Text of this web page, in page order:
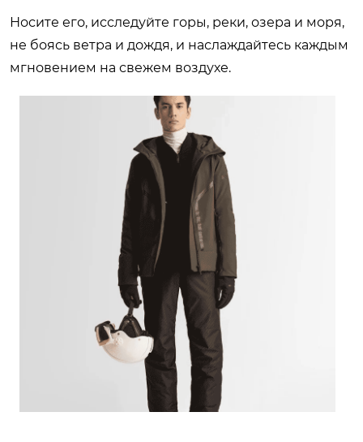
Носите его, исследуйте горы, реки, озера и моря,
не боясь ветра и дождя, и наслаждайтесь каждым
мгновением на свежем воздухе.